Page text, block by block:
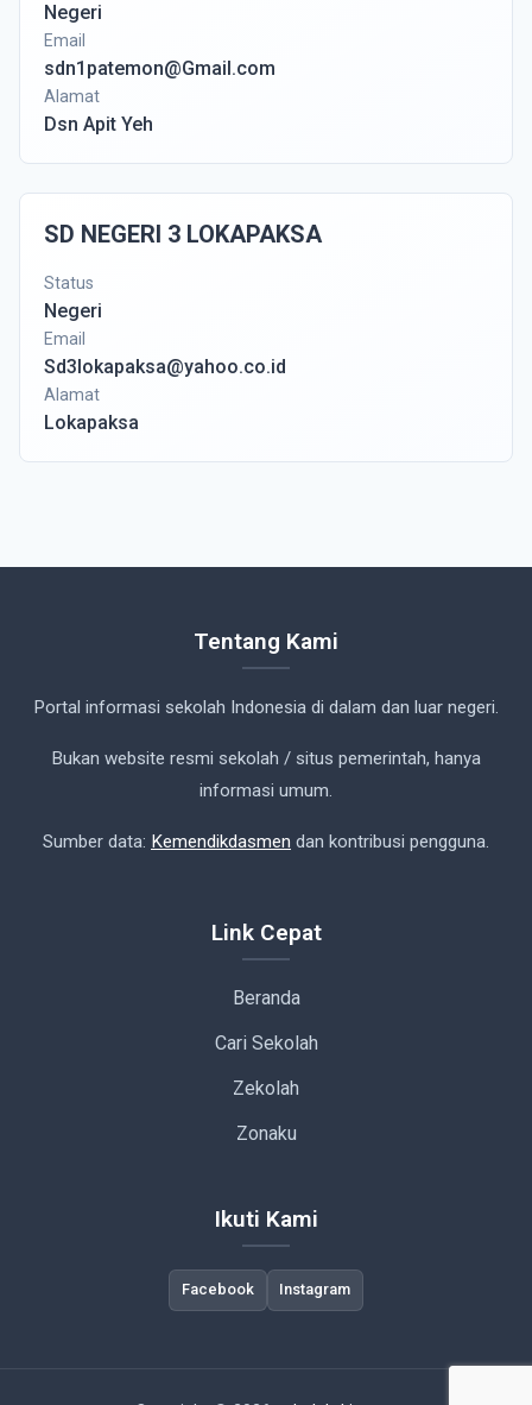
Negeri
Email
sdn1patemon@Gmail.com
Alamat
Dsn Apit Yeh
SD NEGERI 3 LOKAPAKSA
Status
Negeri
Email
Sd3lokapaksa@yahoo.co.id
Alamat
Lokapaksa
Tentang Kami
Portal informasi sekolah Indonesia di dalam dan luar negeri.
Bukan website resmi sekolah / situs pemerintah, hanya
informasi umum.
Sumber data: Kemendikdasmen dan kontribusi pengguna.
Link Cepat
Beranda
Cari Sekolah
Zekolah
Zonaku
Ikuti Kami
Facebook Instagram